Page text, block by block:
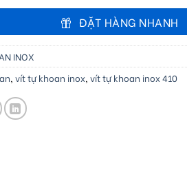
ĐẶT HÀNG NHANH
INOX
, vít tự khoan inox, vít tự khoan inox 410